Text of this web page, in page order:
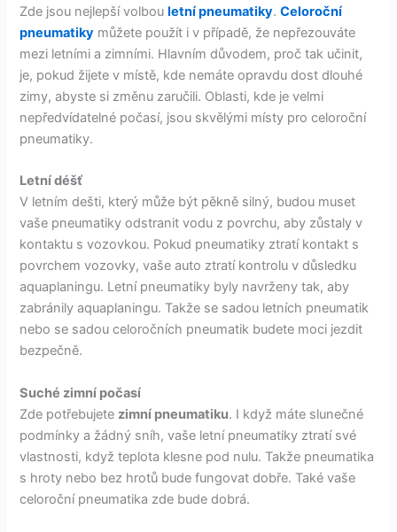
Zde jsou nejlepší volbouletní pneumatiky.Celoroční
pneumatiky můžete použít i v případě, že nepřezouváte
mezi letními a zimními. Hlavním důvodem, proč tak učinit,
je, pokud žijete v místě, kde nemáte opravdu dost dlouhé
zimy, abyste si změnu zaručili. Oblasti, kde je velmi
nepředvídatelné počasí, jsou skvělými místy pro celoroční
pneumatiky.
Letní déšť
V letním dešti, který může být pěkně silný, budou muset
vaše pneumatiky odstranit vodu z povrchu, aby zůstaly v
kontaktu s vozovkou. Pokud pneumatiky ztratí kontakt s
povrchem vozovky, vaše auto ztratí kontrolu v důsledku
aquaplaningu. Letní pneumatiky byly navrženy tak, aby
zabránily aquaplaningu. Takže se sadou letních pneumatik
nebo se sadou celoročních pneumatik budete moci jezdit
bezpečně.
Suché zimní počasí
Zde potřebujete zimní pneumatiku. I když máte slunečné
podmínky a žádný sníh, vaše letní pneumatiky ztratí své
vlastnosti, když teplota klesne pod nulu. Takže pneumatika
s hroty nebo bez hrotů bude fungovat dobře. Také vaše
celoroční pneumatika zde bude dobrá.